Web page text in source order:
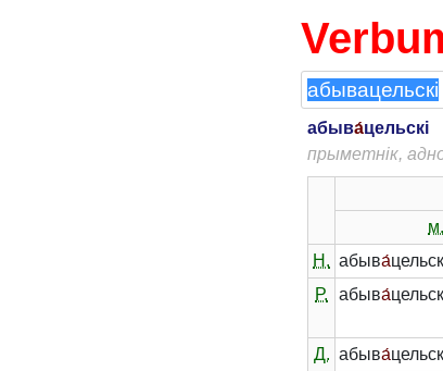
абыва́цельскі
прыметнік,
м.
Н. абыва́
Р.
абыва́
Д. абыва́